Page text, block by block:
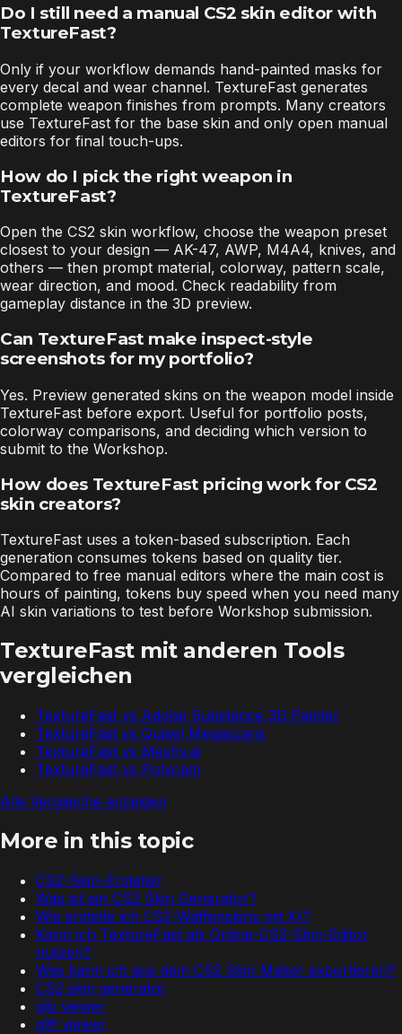
Do I still need a manual CS2 skin editor with
TextureFast?
Only if your workflow demands hand-painted masks for
every decal and wear channel. TextureFast generates
complete weapon finishes from prompts. Many creators
use TextureFast for the base skin and only open manual
editors for final touch-ups.
How do I pick the right weapon in
TextureFast?
Open the CS2 skin workflow, choose the weapon preset
closest to your design — AK-47, AWP, M4A4, knives, and
others — then prompt material, colorway, pattern scale,
wear direction, and mood. Check readability from
gameplay distance in the 3D preview.
Can TextureFast make inspect-style
screenshots for my portfolio?
Yes. Preview generated skins on the weapon model inside
TextureFast before export. Useful for portfolio posts,
colorway comparisons, and deciding which version to
submit to the Workshop.
How does TextureFast pricing work for CS2
skin creators?
TextureFast uses a token-based subscription. Each
generation consumes tokens based on quality tier.
Compared to free manual editors where the main cost is
hours of painting, tokens buy speed when you need many
AI skin variations to test before Workshop submission.
TextureFast mit anderen Tools
vergleichen
TextureFast vs Adobe Substance 3D Painter
TextureFast vs Quixel Megascans
TextureFast vs Meshy.ai
TextureFast vs Polycam
Alle Vergleiche anzeigen
More in this topic
CS2-Skin-Ersteller
Was ist ein CS2 Skin Generator?
Wie erstelle ich CS2-Waffenskins mit KI?
Kann ich TextureFast als Online-CS2-Skin-Editor
nutzen?
Was kann ich aus dem CS2 Skin Maker exportieren?
CS2 skin generator
glb viewer
gltf viewer